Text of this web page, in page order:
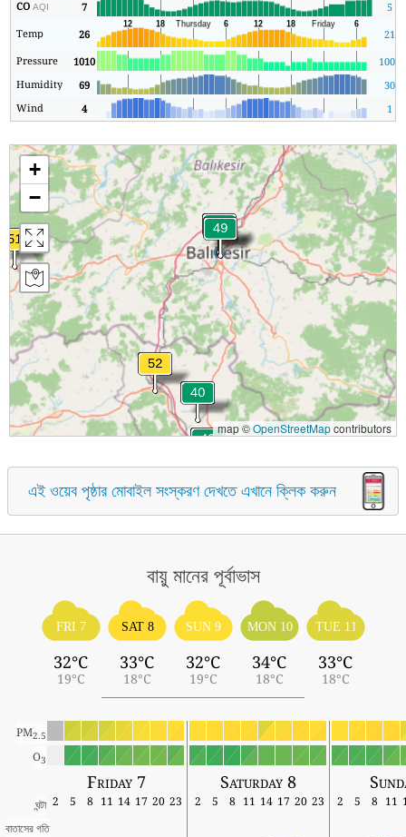
COAQI 7
5
Temp
26
21
Pressure
1010 1009
Humidity
69
30
Wind
4 1
+
−
map ©OpenStreetMapcontributors
এই ওয়েব পৃষ্ঠার মোবাইল সংস্করণ দেখতে এখানে ক্লিক করুন
বায়ু মানের পূর্বাভাস
FRI 7
32°C
19°C
SAT 8
33°C
18°C
SUN 9
32°C
19°C
MON 10
34°C
18°C
TUE 11
33°C
18°C
PM2.5
O3
Friday 7 Saturday 8
ঘন্টা 2 5 8 11 14 17 20 23 2 5 8 11 14 17 20 23 2 5 8 11
বাতাসের গতি